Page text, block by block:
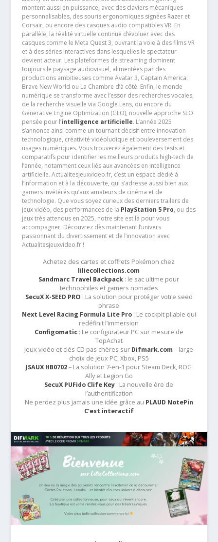
montent aussi en puissance, avec des claviers mécaniques
personnalisables, des souris ergonomiques signées Razer et
Corsair, ou encore des casques audio compatibles VR. En
parallèle, la réalité virtuelle continue d’évoluer avec des
casques comme le Meta Quest 3, ouvrant la voie à des films VR
et à des séries interactives dans lesquelles le spectateur
devient acteur. Les plateformes de streaming dominent
toujours le paysage audiovisuel, alimentées par des
productions ambitieuses comme Avatar 3, Captain America:
Brave New World ou La Chambre d’à côté. Enfin, le monde
numérique se transforme avec l’essor des recherches vocales,
de la recherche visuelle via Google Lens, ou encore du
Generative Engine Optimization (GEO), nouvelle approche SEO
pensée pour l’intelligence artificielle. L’année 2025
s’annonce ainsi comme un tournant décisif entre innovation
technologique, créativité vidéoludique et bouleversement des
usages numériques. Vous trouverez également des tests et
comparatifs pour identifier les meilleurs produits high-tech de
l’année, notamment ceux liés aux avancées en intelligence
artificielle. Actualitesjeuxvideo.fr, c’est un espace dédié à
l’information et à la découverte, qui s’adresse aussi bien aux
gamers invétérés qu’aux amateurs de cinéma et de
technologie. Que vous soyez curieux des derniers trailers de
jeux vidéo, des performances de la PlayStation 5 Pro, ou des
jeux très attendus en 2025, notre site est là pour vous
accompagner. Découvrez dès maintenant l’univers
passionnant du divertissement et de l’innovation avec
Actualitesjeuxvideo.fr !
Achetez des cartes et coffrets Pokémon chez
liliecollections.com
Sandmarc Travel Backpack : le sac ultime pour
technophiles et gamers nomades
SecuX X-SEED PRO : La solution pour protéger votre seed
phrase
Next Level Racing Formula Lite Pro: Le cockpit pliable qui
redéfinit l’immersion
Configomatic: Le configurateur PC sur mesure de
TopAchat
Jeux vidéo et clés CD pas chères sur Difmark.com – large
choix de jeux PC, Xbox, PS5
JSAUX HB0702– La solution 7-en-1 pour Steam Deck, ROG
Ally et Legion Go
SecuX PUFido Clife Key : La nouvelle ère de
l’authentification
Ne perdez plus jamais une idée grâce au PLAUD NotePin
C’est interactif